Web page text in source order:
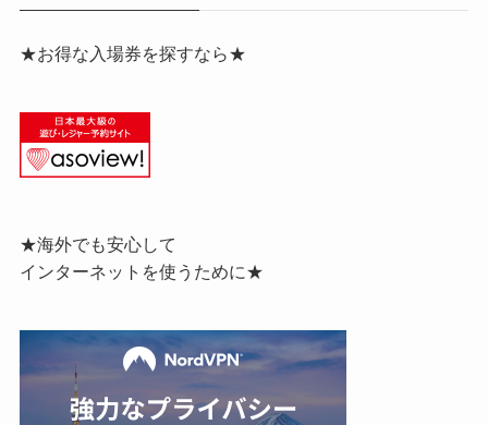
★お得な入場券を探すなら★
★海外でも安心して
インターネットを使うために★